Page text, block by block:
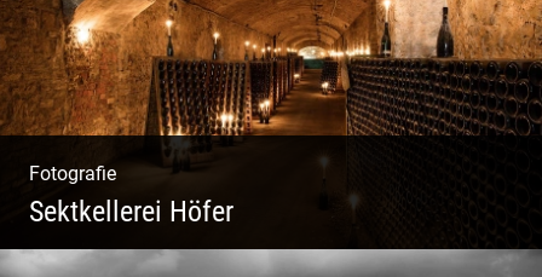
Fotografie
Sektkellerei Höfer